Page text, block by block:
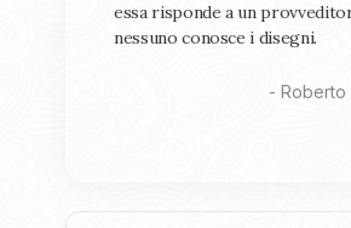
essa risponde a un
nessuno conosce i disegni.
- Roberto